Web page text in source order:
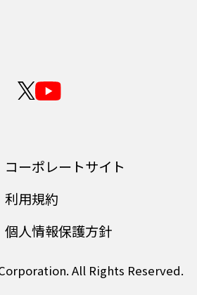
コーポレートサイト
利用規約
個人情報保護方針
All Rights Reserved.